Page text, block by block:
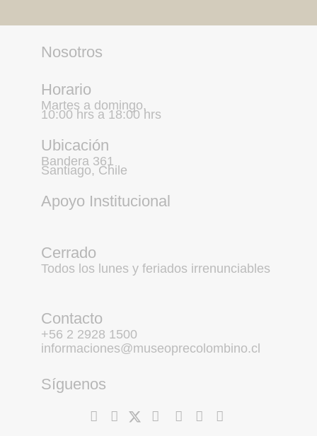
Nosotros
Horario
Martes a domingo,
10:00 hrs a 18:00 hrs
Ubicación
Bandera 361
Santiago, Chile
Apoyo Institucional
Cerrado
Todos los lunes y feriados irrenunciables
Contacto
+56 2 2928 1500
informaciones@museoprecolombino.cl
Síguenos